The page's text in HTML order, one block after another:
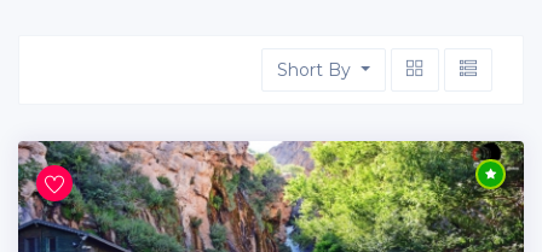
Short By